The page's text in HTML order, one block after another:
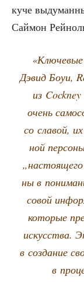
куче
Сай­мон
Дэвид Боуи,
из
очень
со сла­вой,
ной
ны в
со­вой
кото­рые
искус­ства.
в созда­ние
в